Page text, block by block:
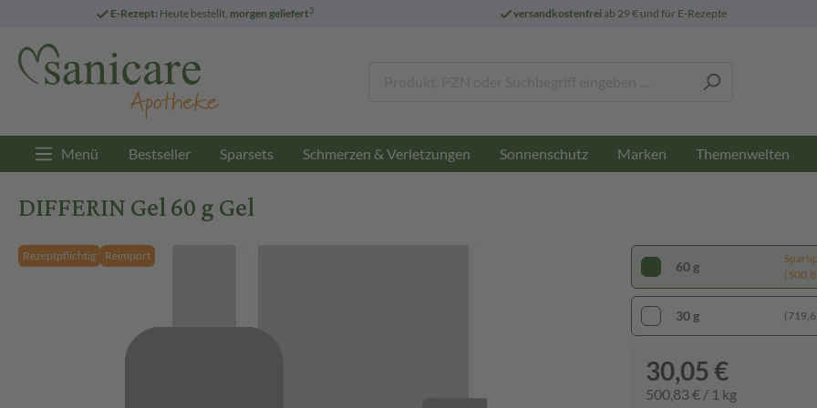
E-Rezept: Heute bestellt, morgen geliefert3 versandkostenfreiab 29 € und für E-Rezepte
Menü Bestseller Sparsets Schmerzen & Verletzungen Sonnenschutz Marken Themenwelten
DIFFERIN Gel 60 g Gel
Rezeptpflichtig Reimport
60 g
30 g
30,05 €
500,83 € / 1 kg